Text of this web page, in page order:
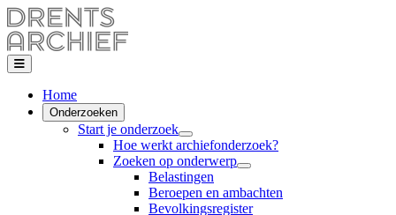
Home
Onderzoeken
Start je onderzoek
Hoe werkt archiefonderzoek?
Zoeken op onderwerp
Belastingen
Beroepen en ambachten
Bevolkingsregister